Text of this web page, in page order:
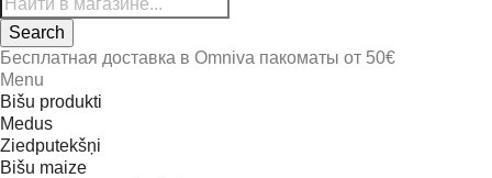
Search
Бесплатная доставка в Omniva пакоматы от 50€
Menu
Bišu produkti
Medus
Ziedputekšņi
Bišu maize